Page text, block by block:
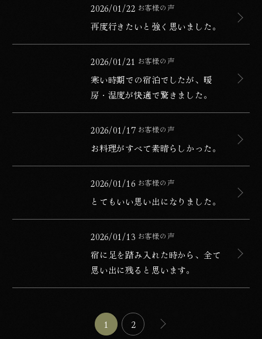
再度行きたいと強く思いました。
公開日
2026/01/22
カテゴリー お客様の声
寒い時期での宿泊でしたが、暖
房・湿度が快適で驚きました。
公開日
2026/01/21
カテゴリー お客様の声
お料理がすべて素晴らしかった。
公開日
2026/01/17
カテゴリー お客様の声
とてもいい思い出になりました。
公開日
2026/01/16
カテゴリー お客様の声
宿に足を踏み入れた時から、全て
思い出に残ると思います。
公開日
2026/01/13
カテゴリー お客様の声
1 2 次の10件を表示する